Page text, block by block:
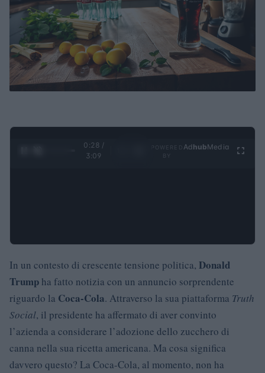
0:28 /
3:09
Ad hubMedia
In un contesto di crescente tensione politica, Donald
Trump ha fatto notizia con un annuncio sorprendente
riguardo la Coca-Cola. Attraverso la sua piattaforma Truth
Social, il presidente ha affermato di aver convinto
l’azienda a considerare l’adozione dello zucchero di
canna nella sua ricetta americana. Ma cosa significa
davvero questo? La Coca-Cola, al momento, non ha